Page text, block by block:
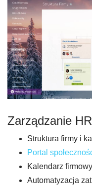
Zarządzanie HR
Struktura firmy i
Portal
Kalendarz
Automatyzacja